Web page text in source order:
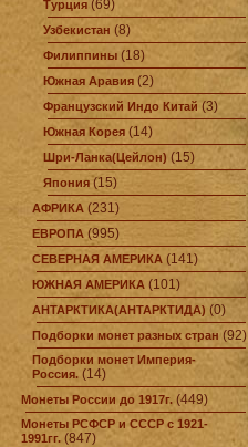
Турция (69)
Узбекистан (8)
Филиппины (18)
Южная Аравия (2)
Французский Индо Китай (3)
Южная Корея (14)
Шри-Ланка(Цейлон) (15)
Япония (15)
АФРИКА (231)
ЕВРОПА (995)
СЕВЕРНАЯ АМЕРИКА (141)
ЮЖНАЯ АМЕРИКА (101)
АНТАРКТИКА(АНТАРКТИДА) (0)
Подборки монет разных стран (92)
Подборки монет Империя-
Россия. (14)
Монеты России до 1917г. (449)
Монеты РСФСР и СССР с 1921-
1991гг. (847)